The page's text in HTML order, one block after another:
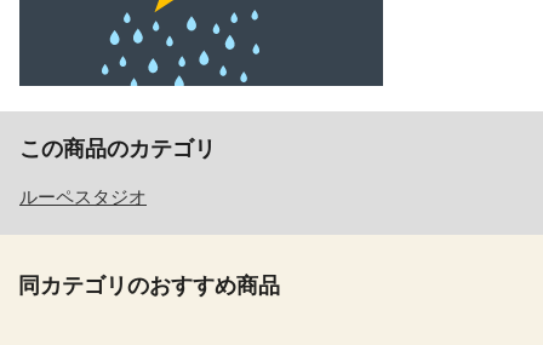
この商品のカテゴリ
ルーペスタジオ
同カテゴリのおすすめ商品